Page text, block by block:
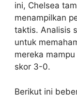
ini, Chelsea
menampilkan
taktis. Analisis
untuk
mereka
skor 3-0.
Berikut ini